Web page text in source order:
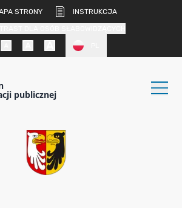
STRONY
INSTRUKCJA
publicznej